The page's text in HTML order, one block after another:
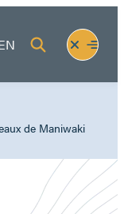
Fermer
le
menu
Ouvrir
le
de Maniwaki